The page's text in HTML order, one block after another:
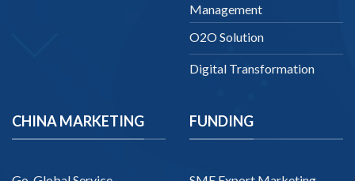
Management
O2O Solution
Digital Transformation
CHINA MARKETING FUNDING